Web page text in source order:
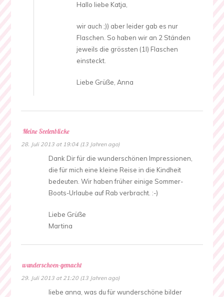
Hallo liebe Katja,
wir auch ;)) aber leider gab es nur
Flaschen. So haben wir an 2 Ständen
jeweils die grössten (1l) Flaschen
einsteckt.
Liebe Grüße, Anna
Meine Seelenblicke
28. Juli 2013 at 19:04 (13 Jahren ago)
Dank Dir für die wunderschönen Impressionen,
die für mich eine kleine Reise in die Kindheit
bedeuten. Wir haben früher einige Sommer-
Boots-Urlaube auf Rab verbracht. :-)
Liebe Grüße
Martina
wunderschoen-gemacht
29. Juli 2013 at 21:20 (13 Jahren ago)
liebe anna, was du für wunderschöne bilder